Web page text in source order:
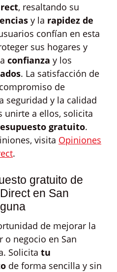
, resaltando su
y la rapidez de
confían en esta
sus hogares y
confianza y los
. La satisfacción de
de
seguridad y la calidad
unirte a ellos, solicita
gratuito.
visita Opiniones
.
gratuito de
en San
de mejorar la
o negocio en San
Solicita tu
de forma sencilla y sin